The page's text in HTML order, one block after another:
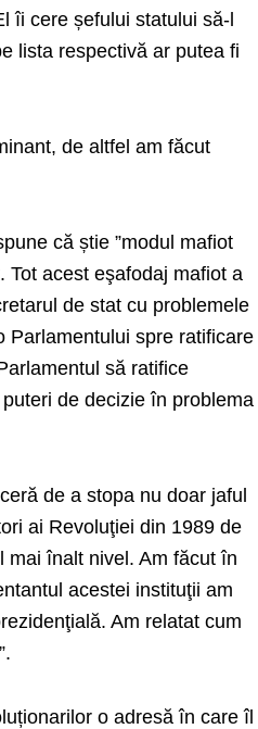
îi cere șefului statului să-l
lista respectivă ar putea fi
de altfel am făcut
că știe ”modul mafiot
Tot acest eşafodaj mafiot a
de stat cu problemele
Parlamentului spre ratificare
să ratifice
de decizie în problema
de a stopa nu doar jaful
ai Revoluţiei din 1989 de
mai înalt nivel. Am făcut în
acestei instituţii am
Am relatat cum
o adresă în care îl